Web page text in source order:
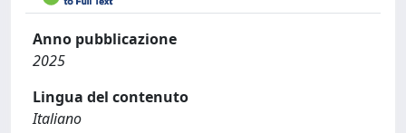
Anno pubblicazione
2025
Lingua del contenuto
Italiano